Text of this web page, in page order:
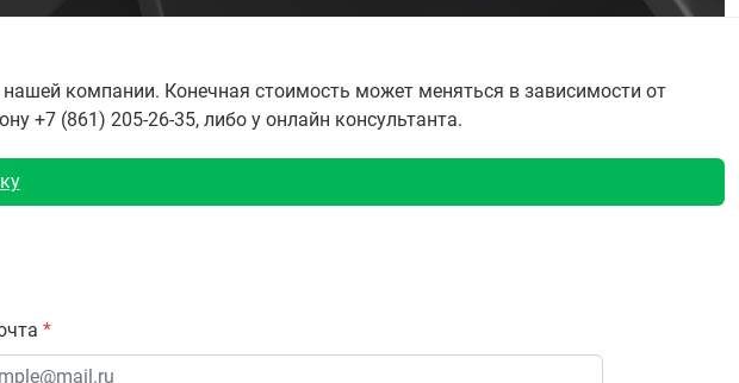
компании. Конечная стоимость может меняться в зависимости от
+7 (861) 205-26-35, либо у онлайн консультанта.
*